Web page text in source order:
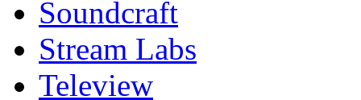
Soundcraft
Stream Labs
Teleview